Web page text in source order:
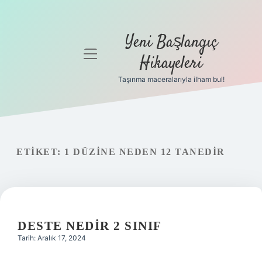
Gizlilik
Yasal Uyarı
Hakkımızda
menüyü
Yeni Başlangıç
Hikayeleri
Taşınma maceralarıyla ilham bul!
ETIKET: 1 DÜZINE NEDEN 12 TANEDIR
DESTE NEDIR 2 SINIF
Tarih: Aralık 17, 2024